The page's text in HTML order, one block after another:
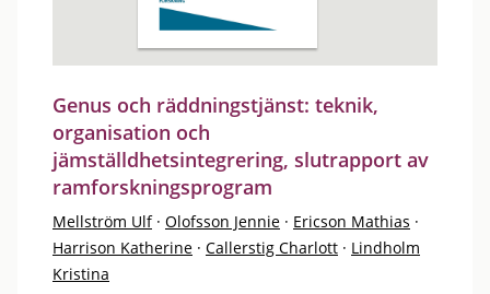
Genus och räddningstjänst: teknik,
organisation och
jämställdhetsintegrering, slutrapport av
ramforskningsprogram
Mellström Ulf · Olofsson Jennie · Ericson Mathias ·
Harrison Katherine · Callerstig Charlott · Lindholm
Kristina